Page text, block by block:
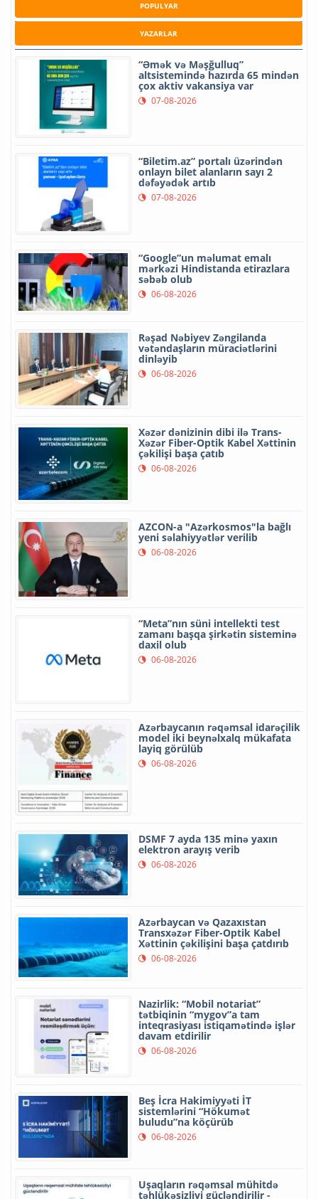
POPULYAR
YAZARLAR
“Əmək və Məşğulluq”
altsistemində hazırda 65 mindən
çox aktiv vakansiya var
07-08-2026
“Biletim.az” portalı üzərindən
onlayn bilet alanların sayı 2
dəfəyədək artıb
07-08-2026
“Google”un məlumat emalı
mərkəzi Hindistanda etirazlara
səbəb olub
06-08-2026
Rəşad Nəbiyev Zəngilanda
vətəndaşların müraciətlərini
dinləyib
06-08-2026
Xəzər dənizinin dibi ilə Trans-
Xəzər Fiber-Optik Kabel Xəttinin
çəkilişi başa çatıb
06-08-2026
AZCON-a "Azərkosmos"la bağlı
yeni səlahiyyətlər verilib
06-08-2026
“Meta”nın süni intellekti test
zamanı başqa şirkətin sisteminə
daxil olub
06-08-2026
Azərbaycanın rəqəmsal idarəçilik
model iki beynəlxalq mükafata
layiq görülüb
06-08-2026
DSMF 7 ayda 135 minə yaxın
elektron arayış verib
06-08-2026
Azərbaycan və Qazaxıstan
Transxəzər Fiber-Optik Kabel
Xəttinin çəkilişini başa çatdırıb
06-08-2026
Nazirlik: “Mobil notariat”
tətbiqinin “mygov”a tam
inteqrasiyası istiqamətində işlər
davam etdirilir
06-08-2026
Beş İcra Hakimiyyəti İT
sistemlərini “Hökumət
buludu”na köçürüb
06-08-2026
Uşaqların rəqəmsal mühitdə
təhlükəsizliyi gücləndirilir -